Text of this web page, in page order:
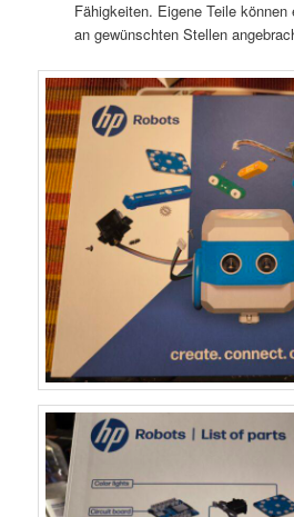
Fähigkeiten. Eigene Teile
an gewünschten Stellen